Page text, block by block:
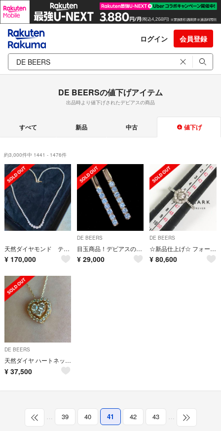
ログイン 会員登録
DE BEERSの値下げアイテム
出品時より値下げされたデビアスの商品
すべて 新品 中古 値下げ
約3,000件中 1441 - 1476件
天然ダイヤモンド テニス ネックレス 5.0ct ブレス 10. カルティエ
¥ 170,000
DE BEERS
目玉商品！デビアスのダイヤ 0.20ct K18YG ピアス 鑑別付
¥ 29,000
DE BEERS
☆新品仕上げ☆ フォーエバーマーク カシケイ リング forever mark
¥ 80,600
DE BEERS
天然ダイヤ ハートネックレス
¥ 37,500
… 39 40 41 42 43 …